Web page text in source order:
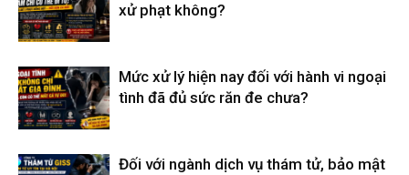
xử phạt không?
Mức xử lý hiện nay đối với hành vi ngoại
tình đã đủ sức răn đe chưa?
Đối với ngành dịch vụ thám tử, bảo mật